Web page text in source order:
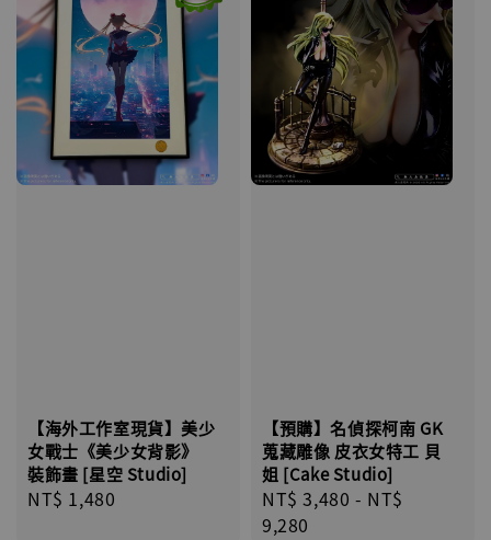
【海外工作室現貨】美少
女戰士《美少女背影》
裝飾畫 [星空 Studio]
Regular
NT$ 1,480
【預購】名偵探柯南 GK
蒐藏雕像 皮衣女特工 貝
姐 [Cake Studio]
Regular
price
NT$ 3,480 - NT$
9,280